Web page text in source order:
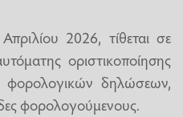
2026, τίθεται σε
οριστικοποίησης
δηλώσεων,
φορολογούμενους.